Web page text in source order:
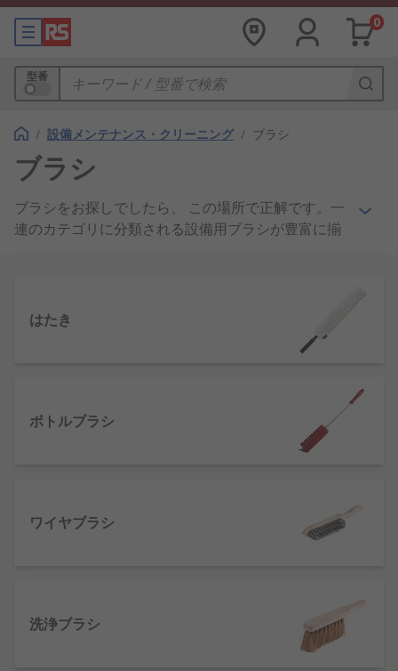
0
型番
/ 設備メンテナンス・クリーニング / ブラシ
ブラシ
ブラシをお探しでしたら、 この場所で正解です。一
連のカテゴリに分類される設備用ブラシが豊富に揃
っています。
ダスタ
ワイヤブラシ
ェットルームなどで使用され、 また家庭内の掃除で
はたき
ボトルブラシ
ワイヤブラシ
洗浄ブラシ